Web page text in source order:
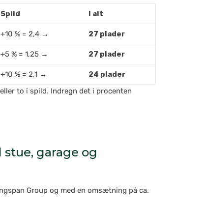
Spild I alt
+10 % = 2,4 → 27 plader
+5 % = 1,25 → 27 plader
+10 % = 2,1 →
24 plader
to i spild. Indregn det i procenten
garage og
Group og med en omsætning på ca.